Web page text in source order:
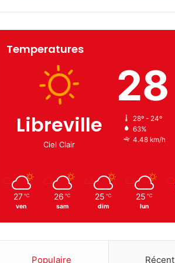
Temperatures
Libreville
Ciel Clair
28
28º - 24º
63%
4.48 km/h
27 ℃
ven
26 ℃
sam
25 ℃
dim
25 ℃
lun
Populaire Récent